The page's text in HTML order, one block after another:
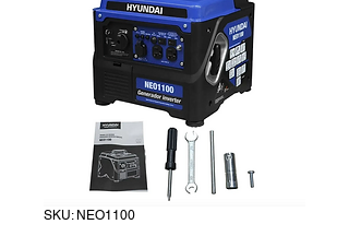
SKU: NEO1100